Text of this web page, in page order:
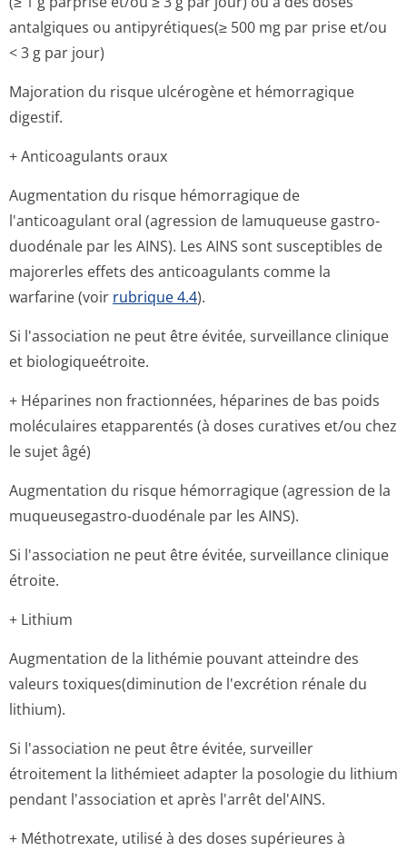
antalgiques ou antipyrétiques(≥ 500 mg par prise et/ou
< 3 g par jour)
Majoration du risque ulcérogène et hémorragique
digestif.
+ Anticoagulants oraux
Augmentation du risque hémorragique de
l'anticoagulant oral (agression de lamuqueuse gastro-
duodénale par les AINS). Les AINS sont susceptibles de
majorerles effets des anticoagulants comme la
warfarine (voir rubrique 4.4).
Si l'association ne peut être évitée, surveillance clinique
et biologiqueétroite.
+ Héparines non fractionnées, héparines de bas poids
moléculaires etapparentés (à doses curatives et/ou chez
le sujet âgé)
Augmentation du risque hémorragique (agression de la
muqueusegastro-duodénale par les AINS).
Si l'association ne peut être évitée, surveillance clinique
étroite.
+ Lithium
Augmentation de la lithémie pouvant atteindre des
valeurs toxiques(diminution de l'excrétion rénale du
lithium).
Si l'association ne peut être évitée, surveiller
étroitement la lithémieet adapter la posologie du lithium
pendant l'association et après l'arrêt del'AINS.
+ Méthotrexate, utilisé à des doses supérieures à